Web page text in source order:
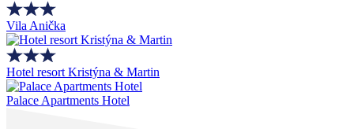
Vila Anička
Hotel resort Kristýna & Martin
Palace Apartments Hotel